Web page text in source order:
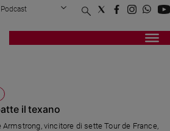
Podcast
il texano
vincitore di sette Tour de France,